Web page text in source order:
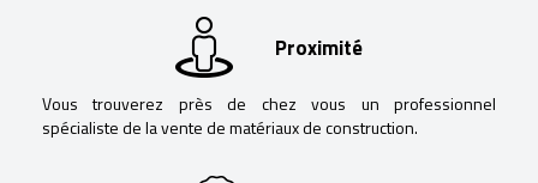
Proximité
Vous trouverez près de chez vous un professionnel
spécialiste de la vente de matériaux de construction.